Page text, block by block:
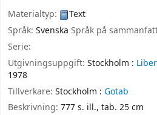
Materialtyp:
Text
Språk: Svenska Språk på
Serie:
Utgivningsuppgift: Stockholm :
1978
Tillverkare: Stockholm : Gotab
Beskrivning: 777 s. ill., tab. 25 cm